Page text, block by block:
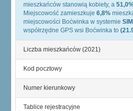
mieszkańców stanowią kobiety, a
Miejscowość zamieszkuje 6,8%
miejscowości Boćwinka w systemie
współrzędne GPS wsi Boćwinka to
Liczba mieszkańców (2021)
Kod pocztowy
Numer kierunkowy
Tablice rejestracyjne